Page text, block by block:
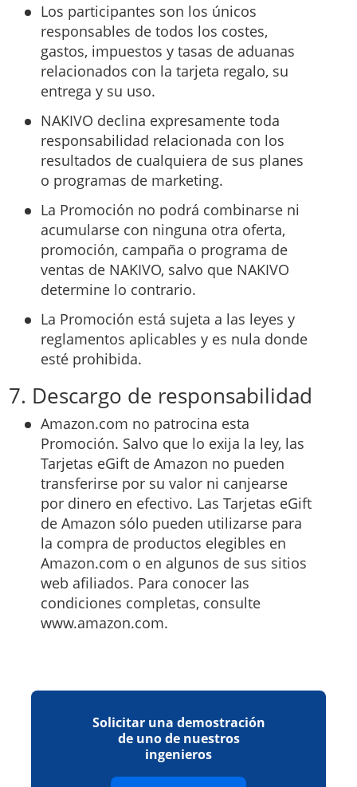
Los participantes son los únicos
responsables de todos los costes,
gastos, impuestos y tasas de aduanas
relacionados con la tarjeta regalo, su
entrega y su uso.
NAKIVO declina expresamente toda
responsabilidad relacionada con los
resultados de cualquiera de sus planes
o programas de marketing.
La Promoción no podrá combinarse ni
acumularse con ninguna otra oferta,
promoción, campaña o programa de
ventas de NAKIVO, salvo que NAKIVO
determine lo contrario.
La Promoción está sujeta a las leyes y
reglamentos aplicables y es nula donde
esté prohibida.
7. Descargo de responsabilidad
Amazon.com no patrocina esta
Promoción. Salvo que lo exija la ley, las
Tarjetas eGift de Amazon no pueden
transferirse por su valor ni canjearse
por dinero en efectivo. Las Tarjetas eGift
de Amazon sólo pueden utilizarse para
la compra de productos elegibles en
Amazon.com o en algunos de sus sitios
web afiliados. Para conocer las
condiciones completas, consulte
www.amazon.com.
Solicitar una demostración
de uno de nuestros
ingenieros